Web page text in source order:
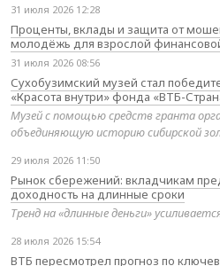
31 июля 2026 12:28
Проценты, вклады и защита от
молодёжь для взрослой
31 июля 2026 08:56
Сухобузимский музей стал
«Красота внутри» фонда «ВТБ-
Музей с помощью средств гранта
объединяющую историю сибирской
29 июля 2026 11:50
Рынок сбережений: вкладчикам
доходность на длинные сроки
Тренд на «длинные деньги»
28 июля 2026 15:54
ВТБ пересмотрел прогноз по